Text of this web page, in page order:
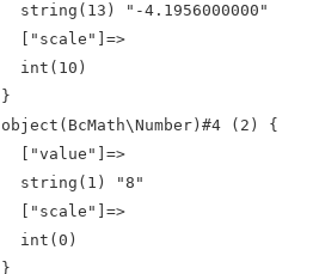
  string(13) "-4.1956000000"
  ["scale"]=>
  int(10)
}
object(BcMath\Number)#4 (2) {
  ["value"]=>
  string(1) "8"
  ["scale"]=>
  int(0)
}